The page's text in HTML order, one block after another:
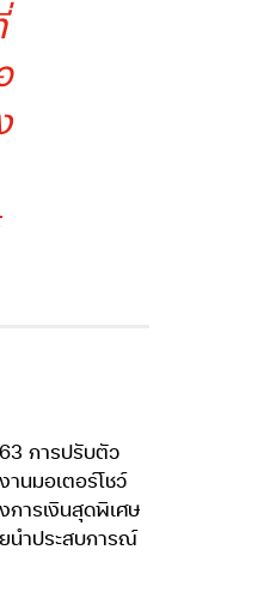
การปรับตัว
นมอเตอร์โชว์
ารเงินสุดพิเศษ
นำประสบการณ์